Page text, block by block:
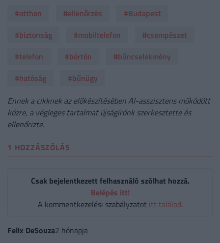
#otthon
#ellenőrzés
#Budapest
#biztonság
#mobiltelefon
#csempészet
#telefon
#börtön
#bűncselekmény
#hatóság
#bűnügy
Ennek a cikknek az előkészítésében AI-asszisztens működött
közre, a végleges tartalmat újságírónk szerkesztette és
ellenőrizte.
1 HOZZÁSZÓLÁS
Csak bejelentkezett felhasználó szólhat hozzá.
Belépés itt!
A kommentkezelési szabályzatot itt találod.
Felix DeSouza2 hónapja